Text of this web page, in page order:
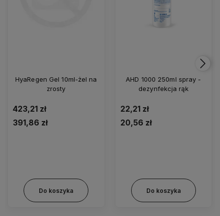
HyaRegen Gel 10ml-żel na
zrosty
423,21 zł
391,86 zł
Do koszyka
AHD 1000 250ml spray -
dezynfekcja rąk
22,21 zł
20,56 zł
Do koszyka